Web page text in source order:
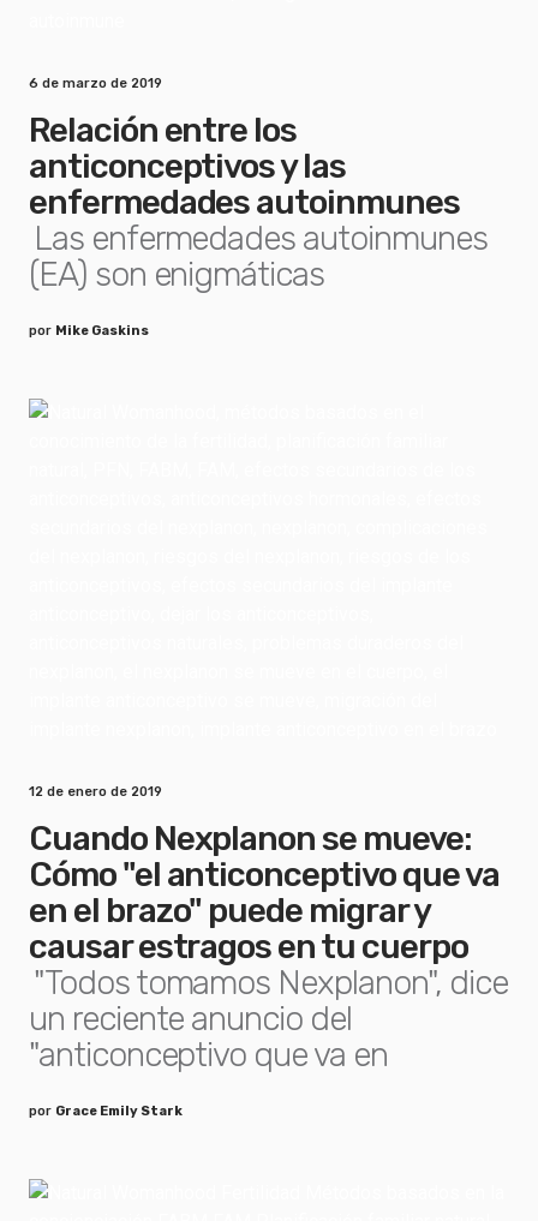
6 de marzo de 2019
Relación entre los
anticonceptivos y las
enfermedades autoinmunes
Las enfermedades autoinmunes
(EA) son enigmáticas
por Mike Gaskins
12 de enero de 2019
Cuando Nexplanon se mueve:
Cómo "el anticonceptivo que va
en el brazo" puede migrar y
causar estragos en tu cuerpo
"Todos tomamos Nexplanon", dice
un reciente anuncio del
"anticonceptivo que va en
por Grace Emily Stark